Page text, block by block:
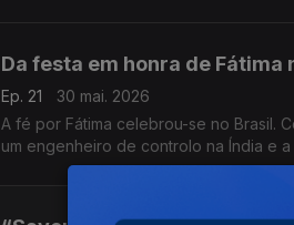
Da festa em honra de Fátima
Ep. 21
30 mai. 2026
A fé por Fátima celebrou-se no Brasil.
um engenheiro de controlo na Índia e